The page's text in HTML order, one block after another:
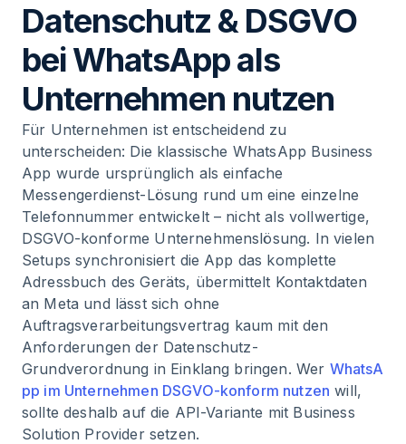
Datenschutz & DSGVO
bei WhatsApp als
Unternehmen nutzen
Für Unternehmen ist entscheidend zu
unterscheiden: Die klassische WhatsApp Business
App wurde ursprünglich als einfache
Messengerdienst-Lösung rund um eine einzelne
Telefonnummer entwickelt – nicht als vollwertige,
DSGVO-konforme Unternehmenslösung. In vielen
Setups synchronisiert die App das komplette
Adressbuch des Geräts, übermittelt Kontaktdaten
an Meta und lässt sich ohne
Auftragsverarbeitungsvertrag kaum mit den
Anforderungen der Datenschutz-
Grundverordnung in Einklang bringen. Wer WhatsA
pp im Unternehmen DSGVO-konform nutzen will,
sollte deshalb auf die API-Variante mit Business
Solution Provider setzen.